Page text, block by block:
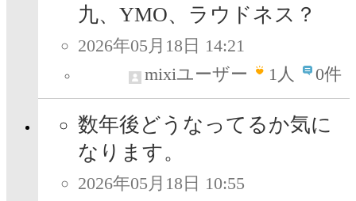
九、YMO、ラウドネス？
2026年05月18日 14:21
mixiユーザー
1人 0件
数年後どうなってるか気に
なります。
2026年05月18日 10:55